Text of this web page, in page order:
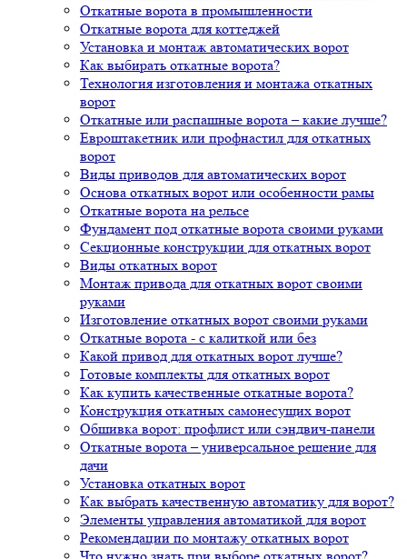
Откатные ворота в промышленности
Откатные ворота для коттеджей
Установка и монтаж автоматических ворот
Как выбирать откатные ворота?
Технология изготовления и монтажа откатных
ворот
Откатные или распашные ворота – какие лучше?
Евроштакетник или профнастил для откатных
ворот
Виды приводов для автоматических ворот
Основа откатных ворот или особенности рамы
Откатные ворота на рельсе
Фундамент под откатные ворота своими руками
Секционные конструкции для откатных ворот
Виды откатных ворот
Монтаж привода для откатных ворот своими
руками
Изготовление откатных ворот своими руками
Откатные ворота - с калиткой или без
Какой привод для откатных ворот лучше?
Готовые комплекты для откатных ворот
Как купить качественные откатные ворота?
Конструкция откатных самонесущих ворот
Обшивка ворот: профлист или сэндвич-панели
Откатные ворота – универсальное решение для
дачи
Установка откатных ворот
Как выбрать качественную автоматику для ворот?
Элементы управления автоматикой для ворот
Рекомендации по монтажу откатных ворот